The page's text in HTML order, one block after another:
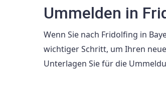
Ummelden in
Wenn Sie nach Fridolfing in
wichtiger Schritt, um Ihren
Unterlagen Sie für die